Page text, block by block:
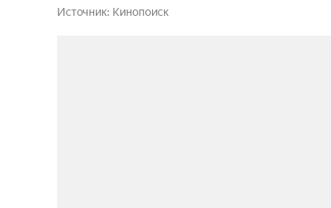
Источник Кинопоиск